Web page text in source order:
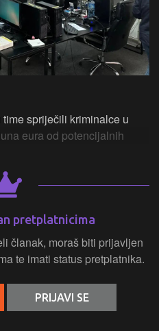
spriječili kriminalce u
eura od potencijalnih
pretplatnicima
članak, moraš biti prijavljen
te imati status pretplatnika.
PRIJAVI SE